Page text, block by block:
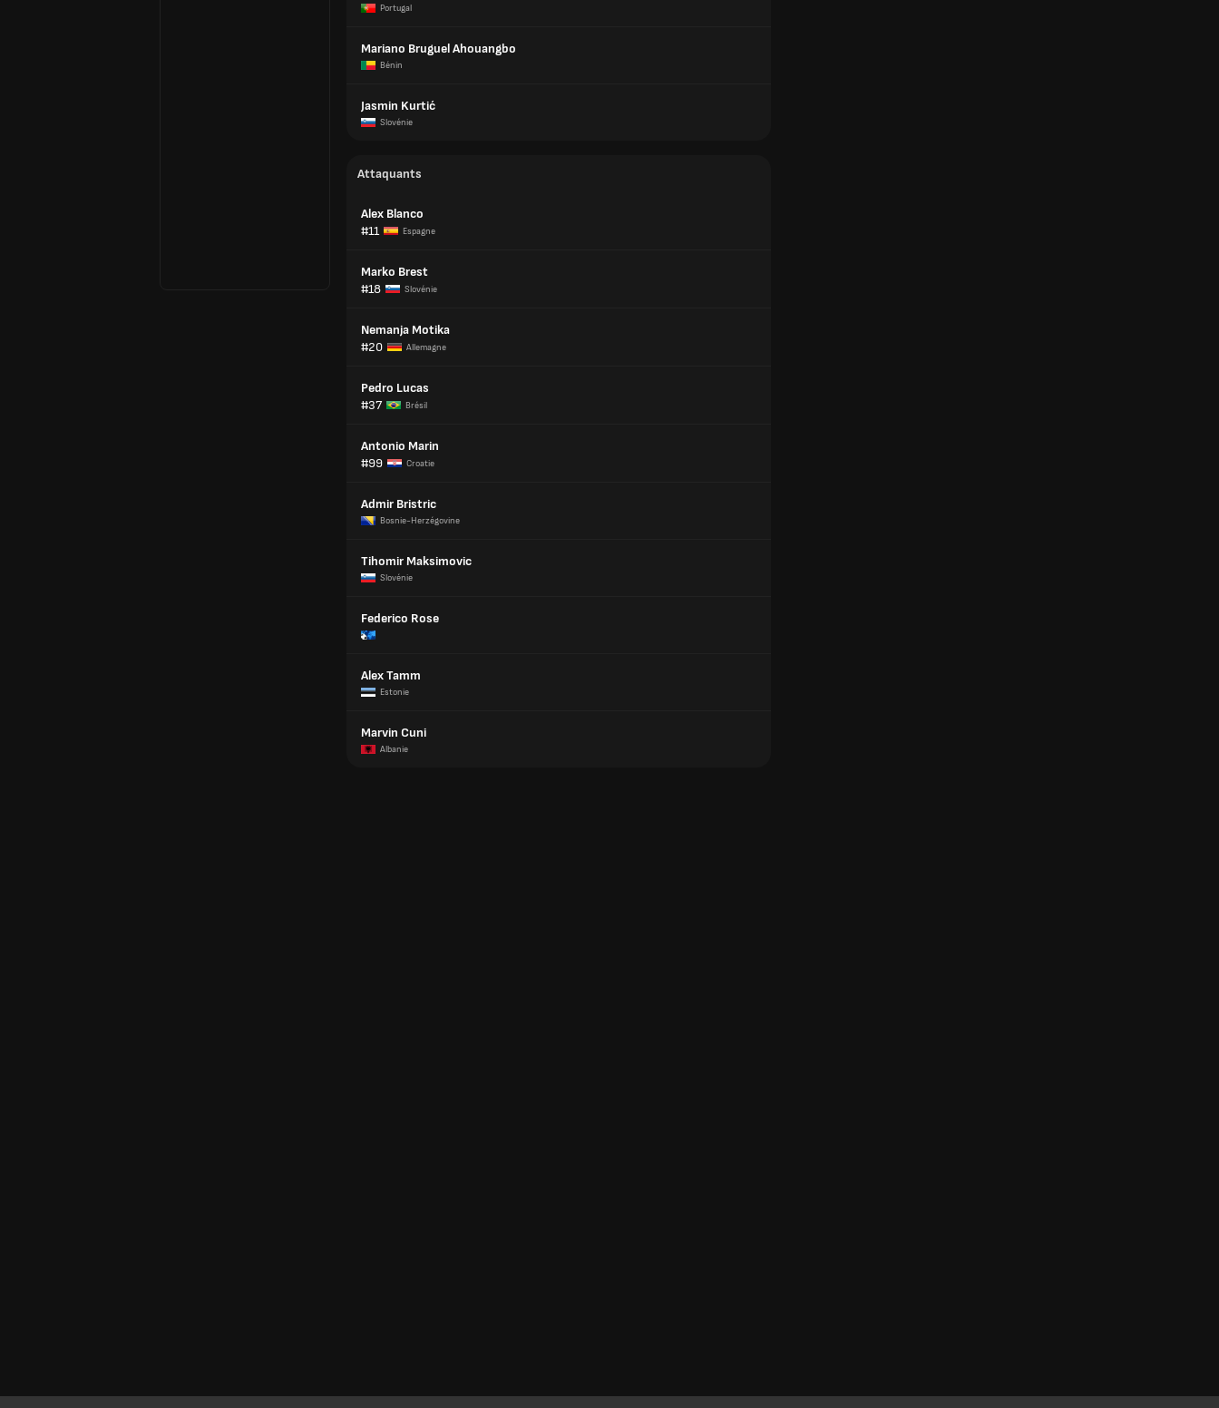
Portugal
Mariano Bruguel Ahouangbo
Bénin
Jasmin Kurtić
Slovénie
Attaquants
Alex Blanco
#11
Espagne
Marko Brest
#18
Slovénie
Nemanja Motika
#20
Allemagne
Pedro Lucas
#37
Brésil
Antonio Marin
#99
Croatie
Admir Bristric
Bosnie-Herzégovine
Tihomir Maksimovic
Slovénie
Federico Rose
Alex Tamm
Estonie
Marvin Cuni
Albanie